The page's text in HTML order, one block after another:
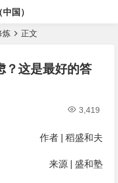
国）
炼 正文
？这是最好的答
3,419
作者 | 稻盛和夫
来源 | 盛和塾